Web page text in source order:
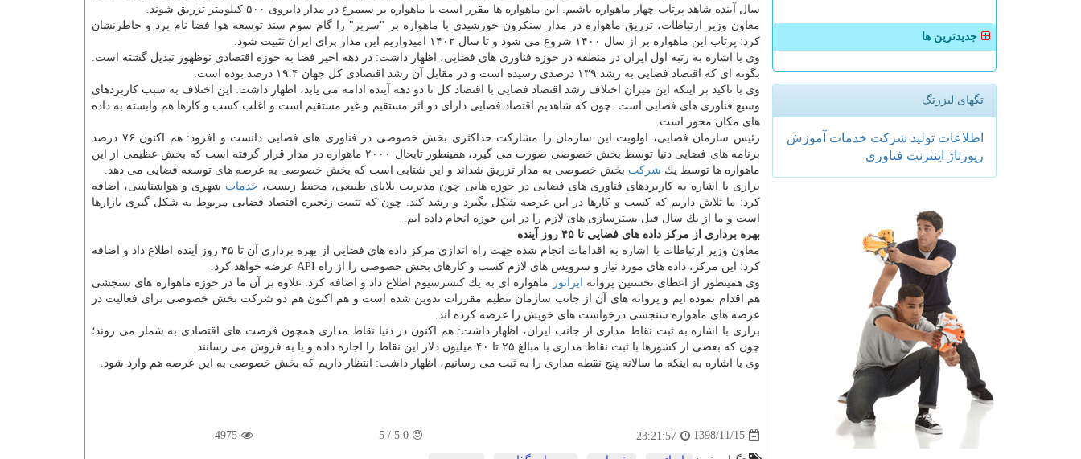
جدیدترین ها
تگهای لیزرتگ
اطلاعات تولید شركت خدمات آموزش
رپورتاژ
اینترنت فناوری
سال آینده شاهد پرتاب چهار ماهواره باشیم. این ماهواره ها مقرر است با ماهواره بر سیمرغ در مدار دایروی ۵۰۰ كیلومتر تزریق شوند.
معاون وزیر ارتباطات، تزریق ماهواره در مدار سنكرون خورشیدی با ماهواره بر "سریر" را گام سوم سند توسعه هوا فضا نام برد و خاطرنشان
كرد: پرتاب این ماهواره بر از سال ۱۴۰۰ شروع می شود و تا سال ۱۴۰۲ امیدواریم این مدار برای ایران تثبیت شود.
وی با اشاره به رتبه اول ایران در منطقه در حوزه فناوری های فضایی، اظهار داشت: در دهه اخیر فضا به حوزه اقتصادی نوظهور تبدیل گشته است.
بگونه ای كه اقتصاد فضایی به رشد ۱۳۹ درصدی رسیده است و در مقابل آن رشد اقتصادی كل جهان ۱۹.۴ درصد بوده است.
وی با تاكید بر اینكه این میزان اختلاف رشد اقتصاد فضایی با اقتصاد كل تا دو دهه آینده ادامه می یابد، اظهار داشت: این اختلاف به سبب كاربردهای
وسیع فناوری های فضایی است. چون كه شاهدیم اقتصاد فضایی دارای دو اثر مستقیم و غیر مستقیم است و اغلب كسب و كارها هم وابسته به داده
های مكان محور است.
رئیس سازمان فضایی، اولویت این سازمان را مشاركت حداكثری بخش خصوصی در فناوری های فضایی دانست و افزود: هم اكنون ۷۶ درصد
برنامه های فضایی دنیا توسط بخش خصوصی صورت می گیرد، همینطور تابحال ۲۰۰۰ ماهواره در مدار قرار گرفته است كه بخش عظیمی از این
ماهواره ها توسط یك شركت بخش خصوصی به مدار تزریق شداند و این شتابی است كه بخش خصوصی به عرصه های توسعه فضایی می دهد.
براری با اشاره به كاربردهای فناوری های فضایی در حوزه هایی چون مدیریت بلایای طبیعی، محیط زیست، خدمات شهری و هواشناسی، اضافه
كرد: ما تلاش داریم كه كسب و كارها در این عرصه شكل بگیرد و رشد كند. چون كه تثبیت زنجیره اقتصاد فضایی مربوط به شكل گیری بازارها
است و ما از یك سال قبل بسترسازی های لازم را در این حوزه انجام داده ایم.
بهره برداری از مركز داده های فضایی تا ۴۵ روز آینده
معاون وزیر ارتباطات با اشاره به اقدامات انجام شده جهت راه اندازی مركز داده های فضایی از بهره برداری آن تا ۴۵ روز آینده اطلاع داد و اضافه
كرد: این مركز، داده های مورد نیاز و سرویس های لازم كسب و كارهای بخش خصوصی را از راه API عرضه خواهد كرد.
وی همینطور از اعطای نخستین پروانه
اپراتور
ماهواره ای به یك كنسرسیوم اطلاع داد و اضافه كرد: علاوه بر آن ما در حوزه ماهواره های سنجشی
هم اقدام نموده ایم و پروانه های آن از جانب سازمان تنظیم مقررات تدوین شده است و هم اكنون هم دو شركت بخش خصوصی برای فعالیت در
عرصه های ماهواره سنجشی درخواست های خویش را عرضه كرده اند.
براری با اشاره به ثبت نقاط مداری از جانب ایران، اظهار داشت: هم اكنون در دنیا نقاط مداری همچون فرصت های اقتصادی به شمار می روند؛
چون كه بعضی از كشورها با ثبت نقاط مداری با مبالغ ۲۵ تا ۴۰ میلیون دلار این نقاط را اجاره داده و یا به فروش می رسانند.
وی با اشاره به اینكه ما سالانه پنج نقطه مداری را به ثبت می رسانیم، اظهار داشت: انتظار داریم كه بخش خصوصی به این عرصه هم وارد شود.
1398/11/15
23:21:57
5.0
/
5
4975